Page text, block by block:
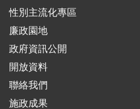
性別主流化專區
廉政園地
政府資訊公開
開放資料
聯絡我們
施政成果